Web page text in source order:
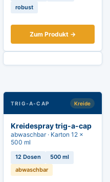
robust
Zum Produkt →
TRIG-A-CAP Kreide
Kreidespray trig-a-cap
abwaschbar · Karton 12 ×
500 ml
12 Dosen
500 ml
abwaschbar